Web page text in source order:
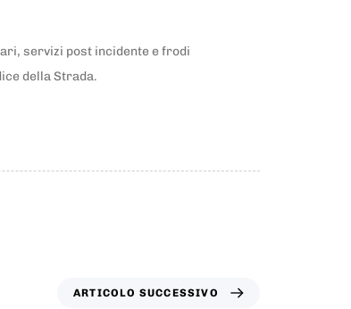
servizi post incidente e frodi
della Strada.
ARTICOLO SUCCESSIVO